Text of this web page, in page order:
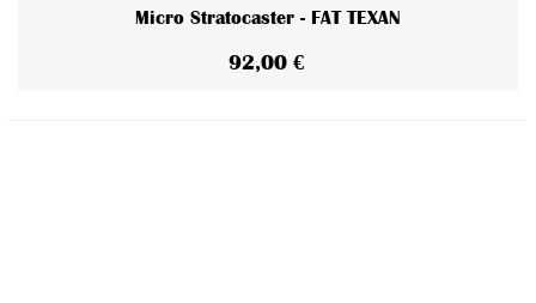
Micro Stratocaster - FAT TEXAN
92,00 €